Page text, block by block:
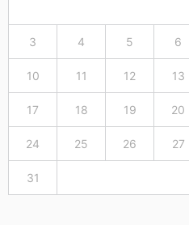
3 4 5 6
10 11 12 13
17 18 19 20
24 25 26 27
31